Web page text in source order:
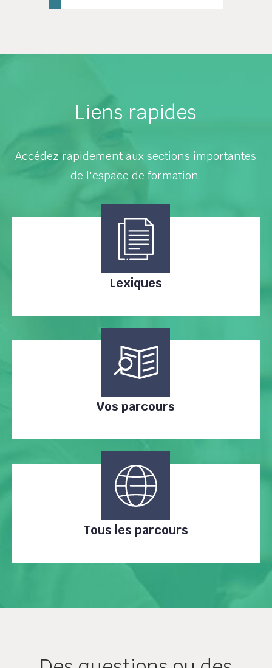
Liens rapides
Accédez rapidement aux sections importantes
de l'espace de formation.
Lexiques
Vos parcours
Tous les parcours